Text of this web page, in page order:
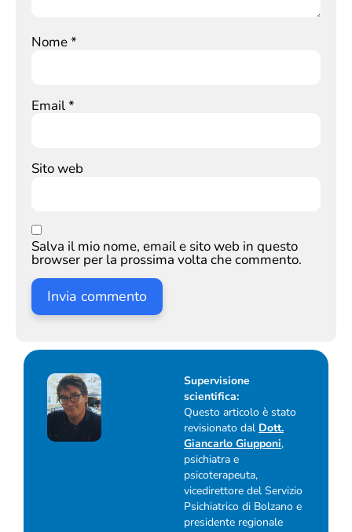
Nome*
Email*
Sito web
Salva il mio nome, email e sito web in questo
browser per la prossima volta che commento.
Supervisione
scientifica:
Questo articolo è stato
revisionato dal Dott.
Giancarlo Giupponi,
psichiatra e
psicoterapeuta,
vicedirettore del Servizio
Psichiatrico di Bolzano e
presidente regionale